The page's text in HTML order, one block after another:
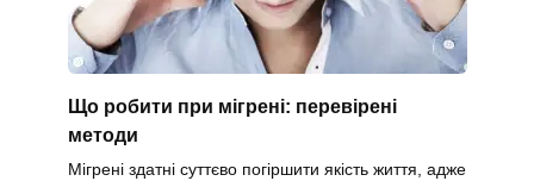
Що робити при мігрені: перевірені
методи
Мігрені здатні суттєво погіршити якість життя, адже